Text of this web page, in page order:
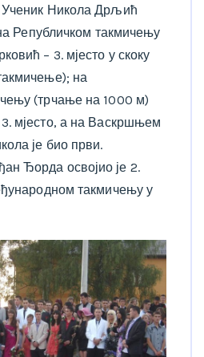
Никола Дрљић
Републичком такмичењу
– 3. мјесто у скоку
на
(трчање на 1000 м)
мјесто, а на Васкршњем
је био први.
Ђорда освојио је 2.
такмичењу у